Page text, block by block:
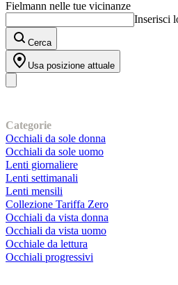
Fielmann nelle tue vicinanze
Inserisci
Cerca
Usa posizione attuale
Categorie
Occhiali da sole donna
Occhiali da sole uomo
Lenti giornaliere
Lenti settimanali
Lenti mensili
Collezione Tariffa Zero
Occhiali da vista donna
Occhiali da vista uomo
Occhiale da lettura
Occhiali progressivi